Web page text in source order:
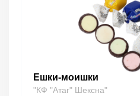
Ешки-моишки
"КФ "Атаг" Шексна"